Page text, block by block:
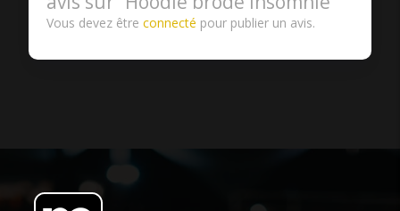
Vous devez êtreconnecté pour publier un avis.